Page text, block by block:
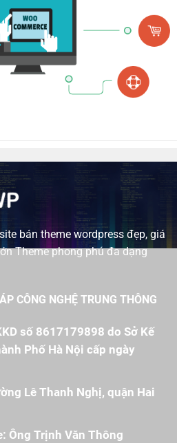
bán theme wordpress đẹp, giá
Theme phong phú đa dạng
CÔNG NGHỆ TRUNG THÔNG
số 8617179898 do Sở Kế
Phố Hà Nội cấp ngày
Lê Thanh Nghị, quận Hai
Ông Trịnh Văn Thông